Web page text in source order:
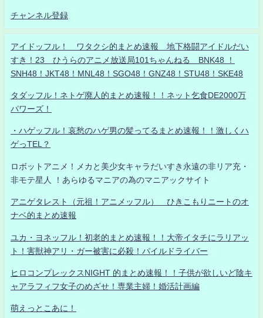
チャンネル登録
アイドッフル！ ワタクシ的まとめ速報 地下格闘アイドルだい
すき！23 ひうらのアニメ放送局101ちゃんねる BNK48 ！
SNH48！JKT48！MNL48！SGO48！GNZ48！STU48！SKE48
タダッフル！ネトゲ廃人的まとめ速報！！ネット乞食DE2000万
パワーズ！
・ハゲッフル！哀愁のハゲ男の髪ってるまとめ速報！！激しくハ
ゲっTEL？
ロボットアニメ！メカと美少女キャラだいすき永遠の非リア充・
非モテ星人 ！あらゆるマニアの為のマニアックサイト
アニゲタレスト（元祖！アニメッフル） ひきこもりニートのオ
ナベ的まとめ速報
ユカ・ヨネッフル！初老的まとめ速報！！大帝イタチにラリアッ
ト！害獣神アリ・ガー被害に必殺！パイルドライバー
ヒロコンプレックスNIGHT 的まとめ速報！！子供が欲しいど陰キ
ャアラフィフ女子のめざせ！専業主婦！婚活計画編
萌えっとこあに！